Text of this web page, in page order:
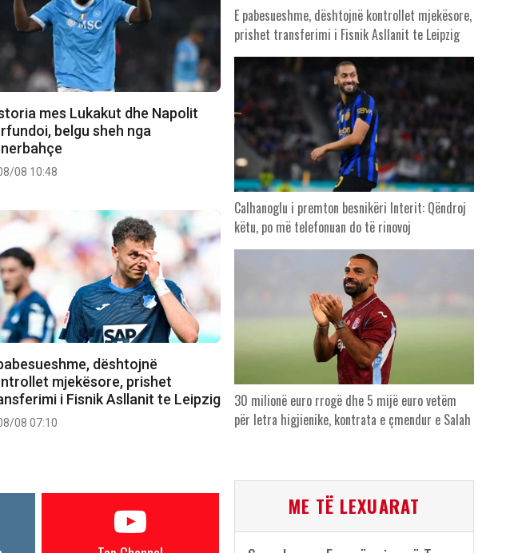
mes Lukakut dhe Napolit
belgu sheh nga
08 10:48
dështojnë
mjekësore, prishet
i Fisnik Asllanit te Leipzig
08 07:10
E pabesueshme, dështojnë kontrollet mjekësore,
prishet transferimi i Fisnik Asllanit te Leipzig
Calhanoglu i premton besnikëri Interit: Qëndroj
këtu, po më telefonuan do të rinovoj
30 milionë euro rrogë dhe 5 mijë euro vetëm
për letra higjienike, kontrata e çmendur e Salah
ME TË LEXUARAT